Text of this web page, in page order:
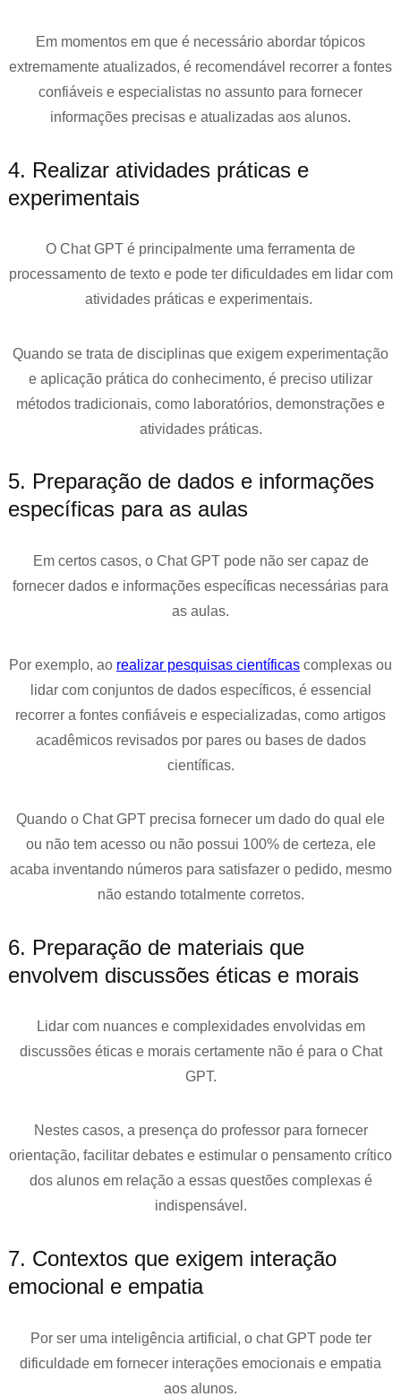
Em momentos em que é necessário abordar tópicos
extremamente atualizados, é recomendável recorrer a fontes
confiáveis e especialistas no assunto para fornecer
informações precisas e atualizadas aos alunos.
4. Realizar atividades práticas e
experimentais
O Chat GPT é principalmente uma ferramenta de
processamento de texto e pode ter dificuldades em lidar com
atividades práticas e experimentais.
Quando se trata de disciplinas que exigem experimentação
e aplicação prática do conhecimento, é preciso utilizar
métodos tradicionais, como laboratórios, demonstrações e
atividades práticas.
5. Preparação de dados e informações
específicas para as aulas
Em certos casos, o Chat GPT pode não ser capaz de
fornecer dados e informações específicas necessárias para
as aulas.
Por exemplo, ao realizar pesquisas científicas complexas ou
lidar com conjuntos de dados específicos, é essencial
recorrer a fontes confiáveis e especializadas, como artigos
acadêmicos revisados ​​por pares ou bases de dados
científicas.
Quando o Chat GPT precisa fornecer um dado do qual ele
ou não tem acesso ou não possui 100% de certeza, ele
acaba inventando números para satisfazer o pedido, mesmo
não estando totalmente corretos.
6. Preparação de materiais que
envolvem discussões éticas e morais
Lidar com nuances e complexidades envolvidas em
discussões éticas e morais certamente não é para o Chat
GPT.
Nestes casos, a presença do professor para fornecer
orientação, facilitar debates e estimular o pensamento crítico
dos alunos em relação a essas questões complexas é
indispensável.
7. Contextos que exigem interação
emocional e empatia
Por ser uma inteligência artificial, o chat GPT pode ter
dificuldade em fornecer interações emocionais e empatia
aos alunos.